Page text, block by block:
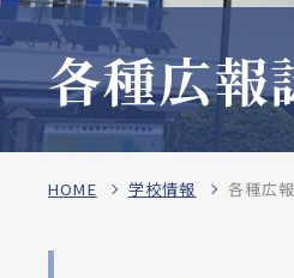
各種広報
HOME 学校情報 各種広